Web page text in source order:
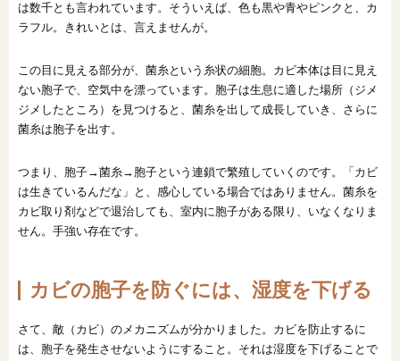
は数千とも言われています。そういえば、色も黒や青やピンクと、カ
ラフル。きれいとは、言えませんが。
この目に見える部分が、菌糸という糸状の細胞。カビ本体は目に見え
ない胞子で、空気中を漂っています。胞子は生息に適した場所（ジメ
ジメしたところ）を見つけると、菌糸を出して成長していき、さらに
菌糸は胞子を出す。
つまり、胞子→菌糸→胞子という連鎖で繁殖していくのです。「カビ
は生きているんだな」と、感心している場合ではありません。菌糸を
カビ取り剤などで退治しても、室内に胞子がある限り、いなくなりま
せん。手強い存在です。
カビの胞子を防ぐには、湿度を下げる
さて、敵（カビ）のメカニズムが分かりました。カビを防止するに
は、胞子を発生させないようにすること。それは湿度を下げることで